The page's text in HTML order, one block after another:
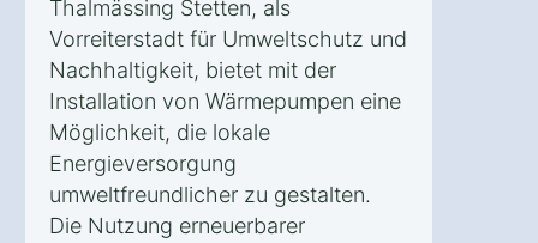
Thalmässing Stetten, als
Vorreiterstadt für Umweltschutz und
Nachhaltigkeit, bietet mit der
Installation von Wärmepumpen eine
Möglichkeit, die lokale
Energieversorgung
umweltfreundlicher zu gestalten.
Die Nutzung erneuerbarer